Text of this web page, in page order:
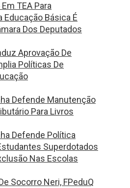
TEA Para
Educação Básica É
Dos Deputados
Aprovação De
Políticas De
Defende Manutenção
Para Livros
Defende Política
Superdotados
Nas Escolas
Socorro Neri, FPeduQ